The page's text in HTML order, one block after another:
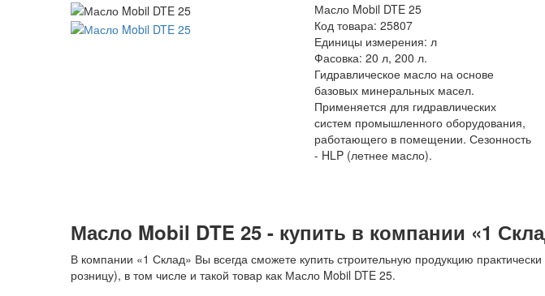
Масло Mobil DTE 25
Код товара: 25807
Единицы измерения: л
Фасовка: 20 л, 200 л.
Гидравлическое масло на основе
базовых минеральных масел.
Применяется для гидравлических
систем промышленного оборудования,
работающего в помещении. Сезонность
- HLP (летнее масло).
Масло Mobil DTE 25 - купить в компании «1
В компании «1 Склад» Вы всегда сможете купить строительную продукцию
розницу), в том числе и такой товар как Масло Mobil DTE 25.